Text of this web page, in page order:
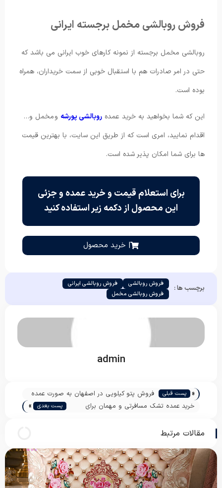
فروش روبالشی مخمل برجسته ایرانی
روبالشی مخمل برجسته از نمونه کارهای خوب ایرانی می باشد که
حتی در امر صادرات هم با استقبال خوبی از سمت خریداران، همراه
بوده است.
این که شما بخواهید به خرید عمده روبالشی پورشه و مخمل و…
اقدام نمایید، امری است که از طریق این سایت، با بهترین قیمت
ها برای شما امکان پذیر شده است.
برای استعلام قیمت و خرید عمده و جزئی
این محصول از دکمه زیر استفاده کنید
| خرید محصول
برچسب ها : فروش روبالشی
فروش روبالشی ایرانی
فروش روبالشی مخمل
admin
« پست قبلی
فروش پتو کیلویی در اصفهان به صورت عمده
خرید عمده تشک مسافرتی و مهمان برای
پست بعدی »
مقالات مرتبط